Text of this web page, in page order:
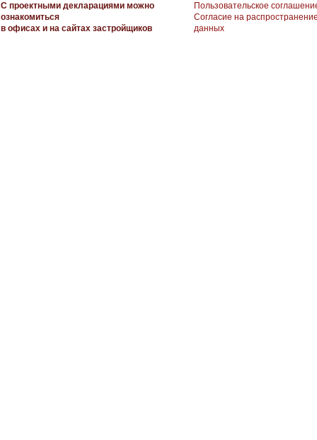
С проектными декларациями можно
ознакомиться
в офисах и на сайтах застройщиков
Пользовательское
Согласие на
данных